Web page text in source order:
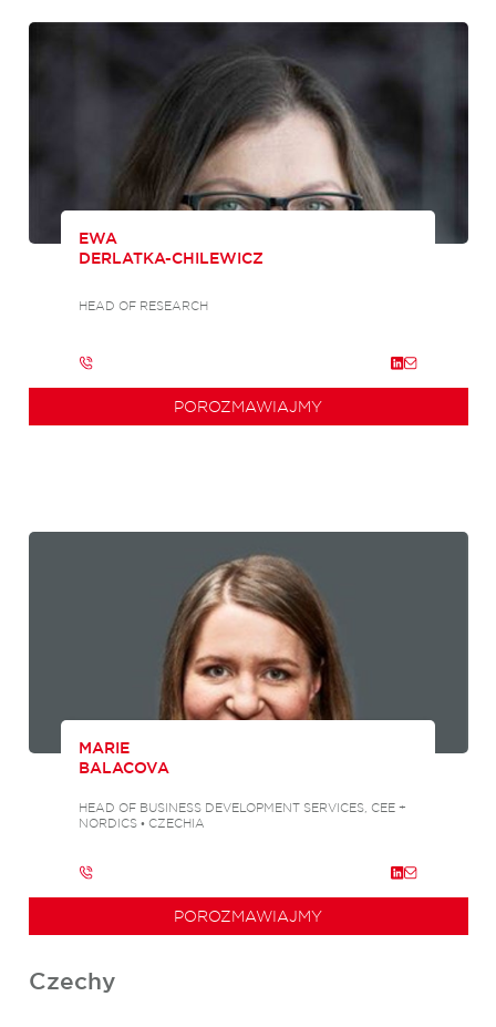
EWA
DERLATKA-CHILEWICZ
HEAD OF RESEARCH
POROZMAWIAJMY
MARIE
BALACOVA
HEAD OF BUSINESS DEVELOPMENT SERVICES, CEE +
NORDICS • CZECHIA
POROZMAWIAJMY
Czechy